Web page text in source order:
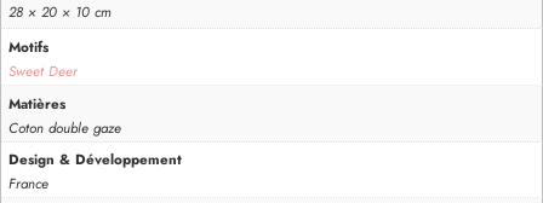
28 × 20 × 10 cm
Motifs
Sweet Deer
Matières
Coton double gaze
Design & Développement
France